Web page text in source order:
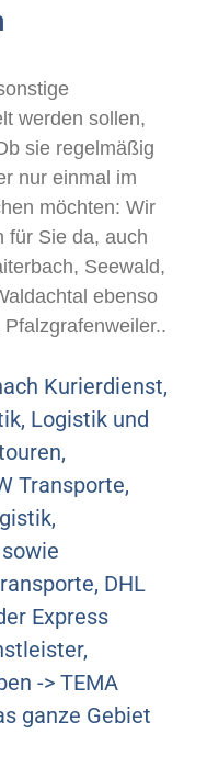
werden sollen,
sie regelmäßig
nur einmal im
möchten: Wir
für Sie da, auch
Seewald,
ebenso
Kurierdienst,
Logistik und
Transporte,
DHL
Express
-> TEMA
ganze Gebiet